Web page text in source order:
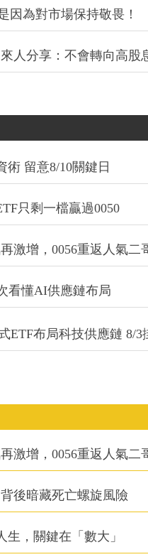
因為對市場保持敬畏！
人分享：不會轉向高股
術 留意8/10關鍵日
只剩一檔贏過0050
激增，0056重返人氣二
看懂AI供應鏈布局
ETF布局科技供應鏈 8/3
激增，0056重返人氣二
後暗藏死亡螺旋風險
，關鍵在「數大」